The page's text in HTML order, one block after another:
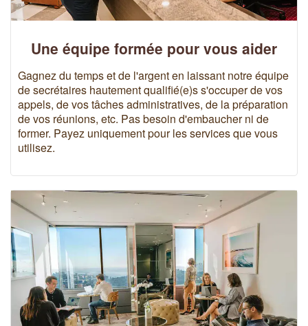
Une équipe formée pour vous aider
Gagnez du temps et de l'argent en laissant notre équipe
de secrétaires hautement qualifié(e)s s'occuper de vos
appels, de vos tâches administratives, de la préparation
de vos réunions, etc. Pas besoin d'embaucher ni de
former. Payez uniquement pour les services que vous
utilisez.